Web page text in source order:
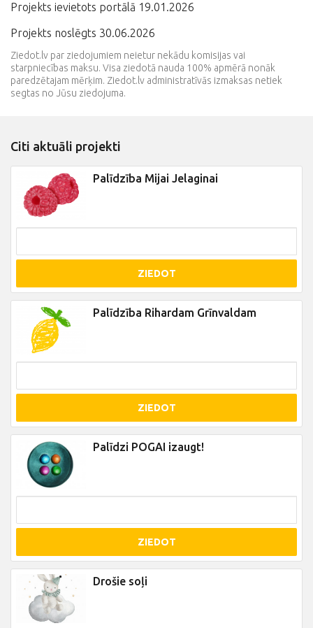
Projekts ievietots portālā 19.01.2026
Projekts noslēgts 30.06.2026
Ziedot.lv par ziedojumiem neietur nekādu komisijas vai
starpniecības maksu. Visa ziedotā nauda 100% apmērā nonāk
paredzētajam mērķim. Ziedot.lv administratīvās izmaksas netiek
segtas no Jūsu ziedojuma.
Citi aktuāli projekti
Palīdzība Mijai Jelaginai
ZIEDOT
Palīdzība Rihardam Grīnvaldam
ZIEDOT
Palīdzi POGAI izaugt!
ZIEDOT
Drošie soļi